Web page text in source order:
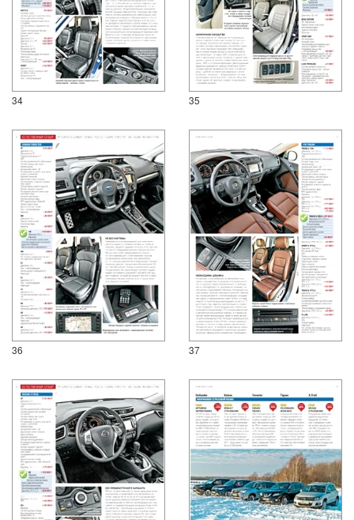
34 35
36 37